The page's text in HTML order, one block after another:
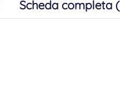
Scheda completa